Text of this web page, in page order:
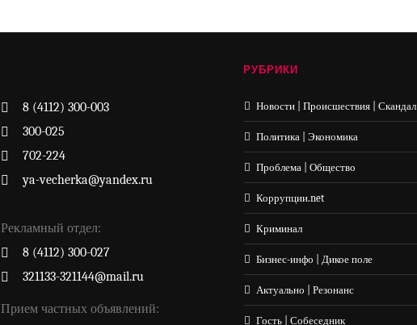
8 (4112) 300-003
300-025
702-224
ya-vecherka@yandex.ru
Рекламный отдел:
8 (4112) 300-027
321133-321144@mail.ru
Прием частных объявлений:
РУБРИКИ
Новости | Происшествия | Скандал
Политика | Экономика
Проблема | Общество
Коррупции.net
Криминал
Бизнес-инфо | Дикое поле
Актуально | Резонанс
Гость | Собеседник